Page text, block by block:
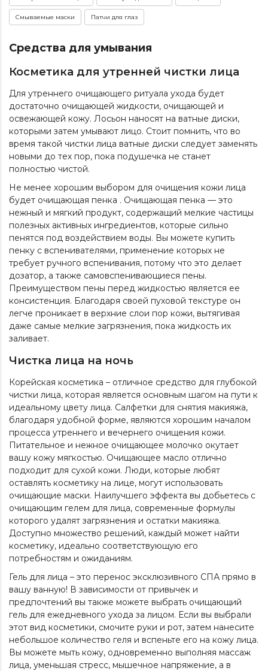
Смываемые маски Патчи для глаз
Средства для умывания
Косметика для утренней чистки лица
Для утреннего очищающего ритуала ухода будет
достаточно очищающей жидкости, очищающей и
освежающей кожу. Лосьон наносят на ватные диски,
которыми затем умывают лицо. Стоит помнить, что во
время такой чистки лица ватные диски следует заменять
новыми до тех пор, пока подушечка не станет
полностью чистой.
Не менее хорошим выбором для очищения кожи лица
будет очищающая пенка . Очищающая пенка — это
нежный и мягкий продукт, содержащий мелкие частицы
полезных активных ингредиентов, которые сильно
пенятся под воздействием воды. Вы можете купить
пенку с вспенивателями, применение которых не
требует ручного вспенивания, потому что это делает
дозатор, а также самовспенивающиеся пены.
Преимуществом пены перед жидкостью является ее
консистенция. Благодаря своей пуховой текстуре он
легче проникает в верхние слои пор кожи, вытягивая
даже самые мелкие загрязнения, пока жидкость их
заливает.
Чистка лица на ночь
Корейская косметика – отличное средство для глубокой
чистки лица, которая является основным шагом на пути к
идеальному цвету лица. Салфетки для снятия макияжа,
благодаря удобной форме, являются хорошим началом
процесса утреннего и вечернего очищения кожи.
Питательное и нежное очищающее молочко окутает
вашу кожу мягкостью. Очищающее масло отлично
подходит для сухой кожи. Люди, которые любят
оставлять косметику на лице, могут использовать
очищающие маски. Наилучшего эффекта вы добьетесь с
очищающим гелем для лица, современные формулы
которого удалят загрязнения и остатки макияжа.
Доступно множество решений, каждый может найти
косметику, идеально соответствующую его
потребностям и ожиданиям.
Гель для лица – это перенос эксклюзивного СПА прямо в
вашу ванную! В зависимости от привычек и
предпочтений вы также можете выбрать очищающий
гель для ежедневного ухода за лицом. Если вы выбрали
этот вид косметики, смочите руки и рот, затем нанесите
небольшое количество геля и вспеньте его на кожу лица.
Вы можете мыть кожу, одновременно выполняя массаж
лица, уменьшая стресс, мышечное напряжение, а в